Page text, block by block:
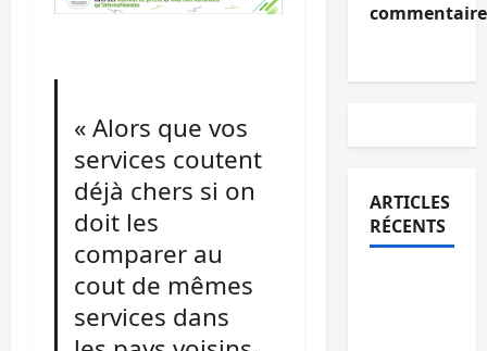
« Alors que vos
services coutent
déjà chers si on
doit les
comparer au
cout de mêmes
services dans
ARTICLES
RÉCENTS